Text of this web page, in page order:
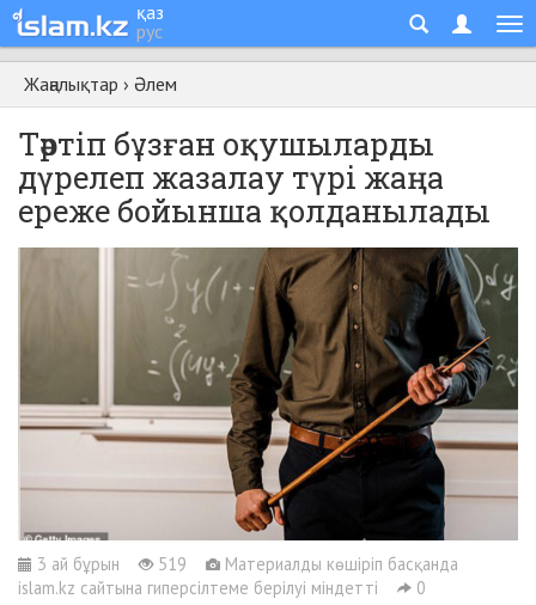
қаз
рус
Жаңалықтар › Әлем
Тәртіп бұзған оқушыларды
дүрелеп жазалау түрі жаңа
ереже бойынша қолданылады
3 ай бұрын 519
Материалды көшіріп басқанда
islam.kz сайтына гиперсілтеме берілуі міндетті
0